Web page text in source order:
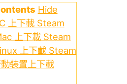
Hide
上下載 Steam
上下載 Steam
上下載 Steam
裝置上下載